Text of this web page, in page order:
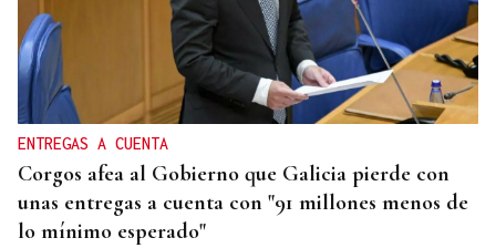
ENTREGAS A CUENTA
Corgos afea al Gobierno que Galicia pierde con
unas entregas a cuenta con "91 millones menos de
lo mínimo esperado"